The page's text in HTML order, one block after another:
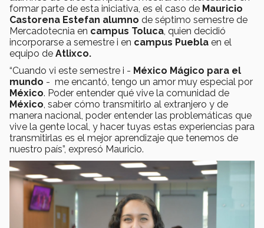
formar parte de esta iniciativa, es el caso de Mauricio
Castorena Estefan alumno de séptimo semestre de
Mercadotecnia en campus Toluca , quien decidió
incorporarse a semestre i en campus Puebla en el
equipo de Atlixco.
“Cuando vi este semestre i - México Mágico para el
mundo - me encantó, tengo un amor muy especial por
México. Poder entender qué vive la comunidad de
México , saber cómo transmitirlo al extranjero y de
manera nacional, poder entender las problemáticas que
vive la gente local, y hacer tuyas estas experiencias para
transmitirlas es el mejor aprendizaje que tenemos de
nuestro país”, expresó Mauricio.